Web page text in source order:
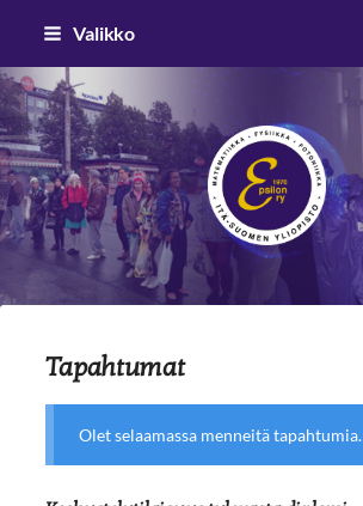
Siirry
sivun
sisältöön
Valikko
Epsilon ry
Tapahtumat
Olet selaamassa menneitä tapahtumia.